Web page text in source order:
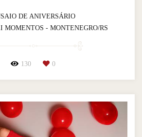
DE ANIVERSÁRIO
MOMENTOS - MONTENEGRO/RS
130 0